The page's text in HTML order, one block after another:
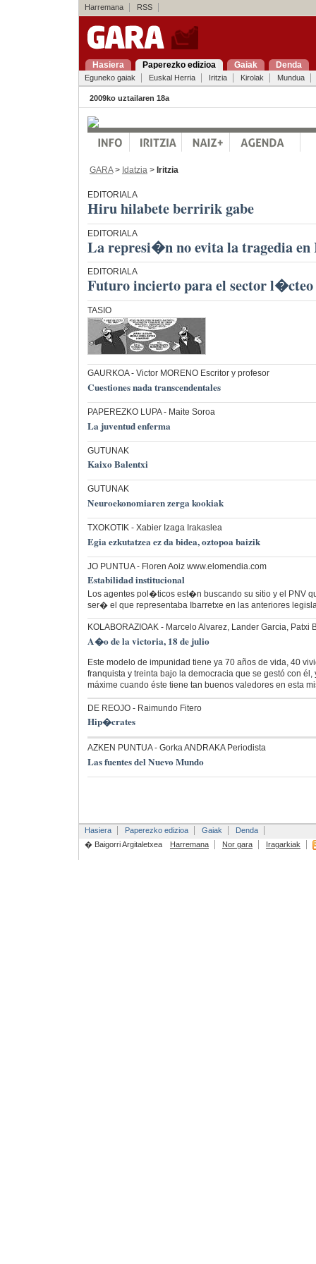
Harremana RSS
Hasiera Paperezko edizioa Gaiak Denda
Eguneko gaiak Euskal Herria Iritzia Kirolak Mundua
2009ko uztailaren 18a
GARA> Idatzia > Iritzia
EDITORIALA
Hiru hilabete berririk gabe
EDITORIALA
La represi�n no evita la tragedia en
EDITORIALA
Futuro incierto para el sector l�cteo
TASIO
GAURKOA- Victor MORENO Escritor y profesor
Cuestiones nada transcendentales
PAPEREZKO LUPA- Maite Soroa
La juventud enferma
GUTUNAK
Kaixo Balentxi
GUTUNAK
Neuroekonomiaren zerga kookiak
TXOKOTIK- Xabier Izaga Irakaslea
Egia ezkutatzea ez da bidea, oztopoa baizik
JO PUNTUA- Floren Aoiz www.elomendia.com
Estabilidad institucional
Los agentes pol�ticos est�n buscando su sitio y el PNV
ser� el que representaba Ibarretxe en las anteriores
KOLABORAZIOAK- Marcelo Alvarez, Lander Garcia, Patxi
A�o de la victoria, 18 de julio
Este modelo de impunidad tiene ya 70 años de vida, 40
franquista y treinta bajo la democracia que se gestó con
máxime cuando éste tiene tan buenos valedores en esta
DE REOJO- Raimundo Fitero
Hip�crates
AZKEN PUNTUA- Gorka ANDRAKA Periodista
Las fuentes del Nuevo Mundo
Hasiera Paperezko edizioa Gaiak
Denda
� Baigorri Argitaletxea
Harremana Nor gara Iragarkiak